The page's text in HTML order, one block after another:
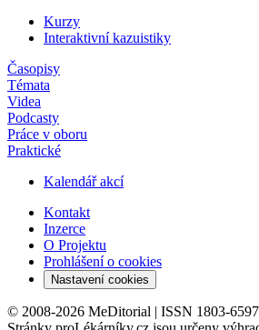
Kurzy
Interaktivní kazuistiky
Časopisy
Témata
Videa
Podcasty
Práce v oboru
Praktické
Kalendář akcí
Kontakt
Inzerce
O Projektu
Prohlášení o cookies
Nastavení cookies
© 2008-2026 MeDitorial | ISSN 1803-6597